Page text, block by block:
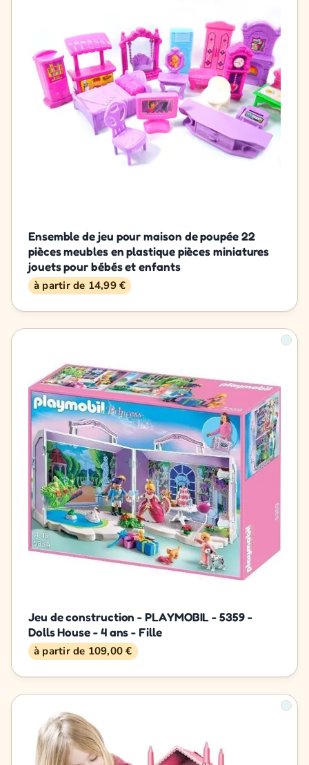
Ensemble de jeu pour maison de poupée 22
pièces meubles en plastique pièces miniatures
jouets pour bébés et enfants
à partir de 14,99 €
Jeu de construction - PLAYMOBIL - 5359 -
Dolls House - 4 ans - Fille
à partir de 109,00 €